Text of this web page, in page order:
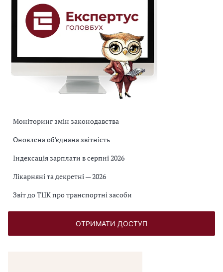
Моніторинг змін законодавства
Оновлена об’єднана звітність
Індексація зарплати в серпні 2026
Лікарняні та декретні — 2026
Звіт до ТЦК про транспортні засоби
ОТРИМАТИ ДОСТУП